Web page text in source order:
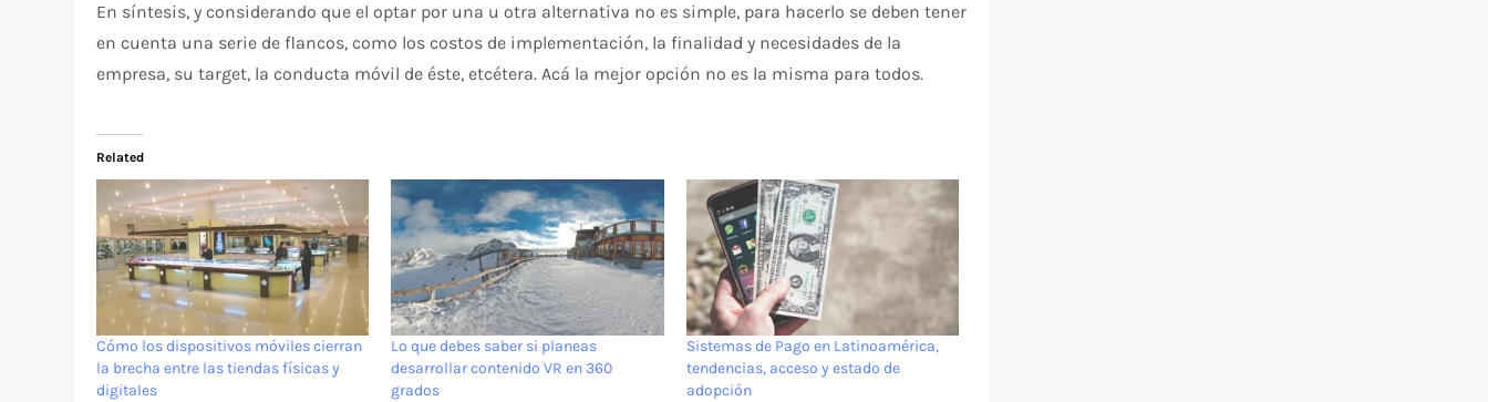
En síntesis, y considerando que el optar por una u otra alternativa no es simple, para hacerlo se deben tener
en cuenta una serie de flancos, como los costos de implementación, la finalidad y necesidades de la
empresa, su target, la conducta móvil de éste, etcétera. Acá la mejor opción no es la misma para todos.
Related
​Cómo los dispositivos móviles cierran
la brecha entre las tiendas físicas y
digitales
​Lo que debes saber si planeas
desarrollar contenido VR en 360
grados
Sistemas de Pago en Latinoamérica,
tendencias, acceso y estado de
adopción